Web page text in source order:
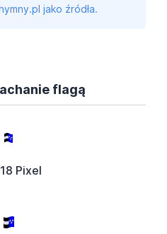
jako źródła.
flagą
Pixel